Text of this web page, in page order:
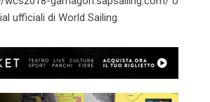
ufficiali di World Sailing.